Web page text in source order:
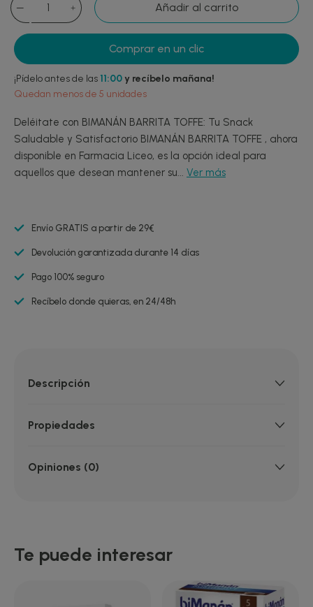
Añadir al carrito
Comprar en un clic
¡Pídelo antes de las 11:00y recíbelo mañana!
Quedan menos de 5 unidades
Deléitate con BIMANÁN BARRITA TOFFE: Tu Snack
Saludable y Satisfactorio BIMANÁN BARRITA TOFFE , ahora
disponible en Farmacia Liceo, es la opción ideal para
aquellos que desean mantener su... Ver más
Envío GRATIS a partir de 29€
Devolución garantizada durante 14 días
Pago 100% seguro
Recíbelo donde quieras, en 24/48h
Descripción
Propiedades
Opiniones (0)
Te puede interesar